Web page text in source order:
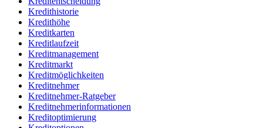
Kredithistorie
Kredithöhe
Kreditkarten
Kreditlaufzeit
Kreditmanagement
Kreditmarkt
Kreditmöglichkeiten
Kreditnehmer
Kreditnehmer-Ratgeber
Kreditnehmerinformationen
Kreditoptimierung